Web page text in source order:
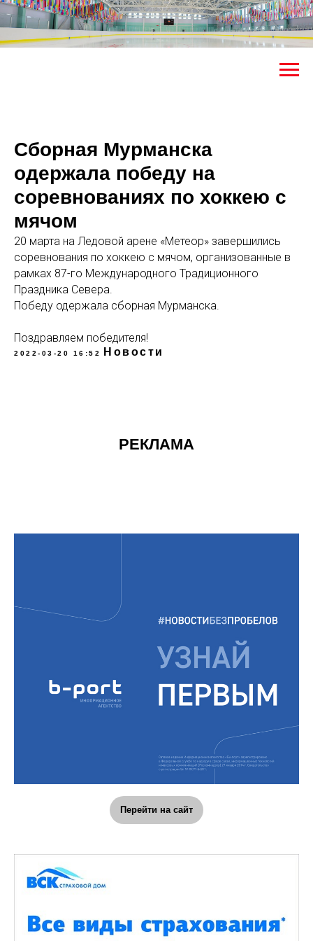
Сборная Мурманска
одержала победу на
соревнованиях по хоккею с
мячом
20 марта на Ледовой арене «Метеор» завершились
соревнования по хоккею с мячом, организованные в
рамках 87-го Международного Традиционного
Праздника Севера. ⁣⁣⠀
Победу одержала сборная Мурманска.⁣⁣⠀
Поздравляем победителя!
2022-03-20 16:52 Новости
РЕКЛАМА
Перейти на сайт